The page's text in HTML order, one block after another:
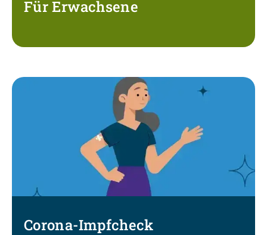
Für Erwachsene
Corona-Impfcheck